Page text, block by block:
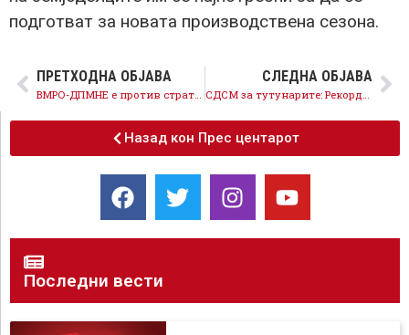
подготват за новата производствена сезона.
ПРЕТХОДНА ОБЈАВА
ВМРО-ДПМНЕ е против стратешкиот проект за коридорите и против американската Бехтел
СЛЕДНА ОБЈАВА
СДСМ за тутунарите: Рекордна откупна цена од 290 денари!
Назад кон Прес центарот
Последни вести